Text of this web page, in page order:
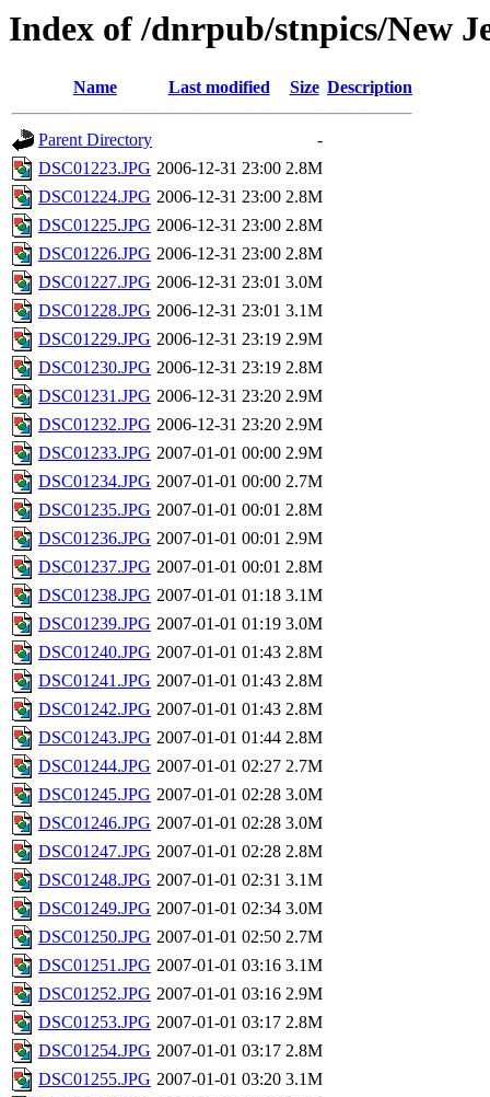
Index of /dnrpub/stnpics/New
Name Last modified Size Description
Parent Directory
-
DSC01223.JPG 2006-12-31 23:00 2.8M
DSC01224.JPG 2006-12-31 23:00 2.8M
DSC01225.JPG 2006-12-31 23:00 2.8M
DSC01226.JPG 2006-12-31 23:00 2.8M
DSC01227.JPG 2006-12-31 23:01 3.0M
DSC01228.JPG 2006-12-31 23:01 3.1M
DSC01229.JPG 2006-12-31 23:19 2.9M
DSC01230.JPG 2006-12-31 23:19 2.8M
DSC01231.JPG 2006-12-31 23:20 2.9M
DSC01232.JPG 2006-12-31 23:20 2.9M
DSC01233.JPG 2007-01-01 00:00 2.9M
DSC01234.JPG 2007-01-01 00:00 2.7M
DSC01235.JPG 2007-01-01 00:01 2.8M
DSC01236.JPG 2007-01-01 00:01 2.9M
DSC01237.JPG 2007-01-01 00:01 2.8M
DSC01238.JPG 2007-01-01 01:18 3.1M
DSC01239.JPG 2007-01-01 01:19 3.0M
DSC01240.JPG 2007-01-01 01:43 2.8M
DSC01241.JPG 2007-01-01 01:43 2.8M
DSC01242.JPG 2007-01-01 01:43 2.8M
DSC01243.JPG 2007-01-01 01:44 2.8M
DSC01244.JPG 2007-01-01 02:27 2.7M
DSC01245.JPG 2007-01-01 02:28 3.0M
DSC01246.JPG 2007-01-01 02:28 3.0M
DSC01247.JPG 2007-01-01 02:28 2.8M
DSC01248.JPG 2007-01-01 02:31 3.1M
DSC01249.JPG 2007-01-01 02:34 3.0M
DSC01250.JPG 2007-01-01 02:50 2.7M
DSC01251.JPG 2007-01-01 03:16 3.1M
DSC01252.JPG 2007-01-01 03:16 2.9M
DSC01253.JPG 2007-01-01 03:17 2.8M
DSC01254.JPG 2007-01-01 03:17 2.8M
DSC01255.JPG 2007-01-01 03:20 3.1M